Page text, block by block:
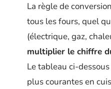
La règle de
tous les fours, quel
(électrique, gaz,
multiplier le chiffre
Le tableau ci-
plus courantes en